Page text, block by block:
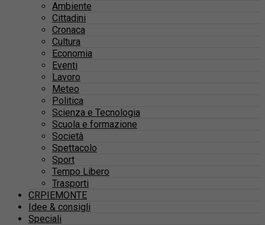
Ambiente
Cittadini
Cronaca
Cultura
Economia
Eventi
Lavoro
Meteo
Politica
Scienza e Tecnologia
Scuola e formazione
Società
Spettacolo
Sport
Tempo Libero
Trasporti
CRPIEMONTE
Idee & consigli
Speciali